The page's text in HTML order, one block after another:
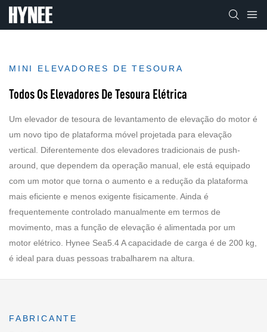
MINI ELEVADORES DE TESOURA
Todos Os Elevadores De Tesoura Elétrica
Um elevador de tesoura de levantamento de elevação do motor é
um novo tipo de plataforma móvel projetada para elevação
vertical. Diferentemente dos elevadores tradicionais de push-
around, que dependem da operação manual, ele está equipado
com um motor que torna o aumento e a redução da plataforma
mais eficiente e menos exigente fisicamente. Ainda é
frequentemente controlado manualmente em termos de
movimento, mas a função de elevação é alimentada por um
motor elétrico. Hynee Sea5.4 A capacidade de carga é de 200 kg,
é ideal para duas pessoas trabalharem na altura.
FABRICANTE